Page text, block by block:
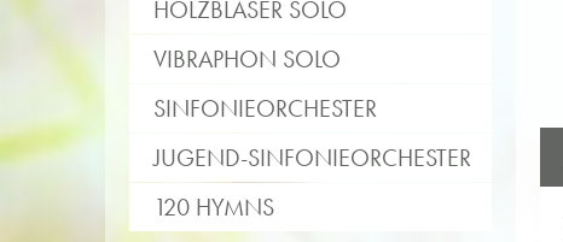
HOLZBLÄSER SOLO
VIBRAPHON SOLO
SINFONIEORCHESTER
JUGEND-SINFONIEORCHESTER
120 HYMNS